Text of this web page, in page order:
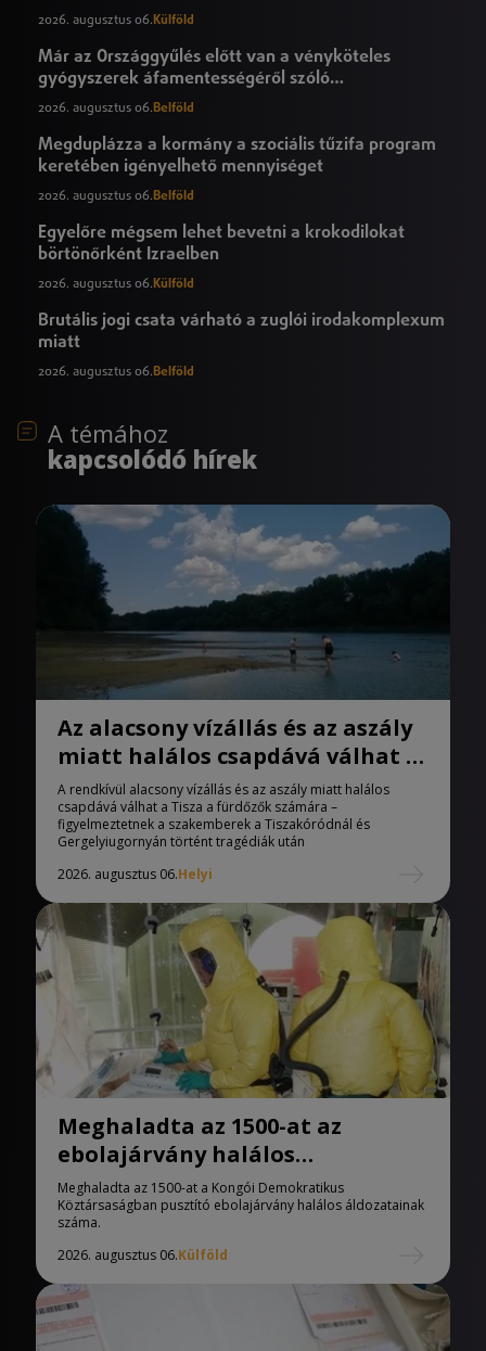
2026. augusztus 06. Külföld
Már az Országgyűlés előtt van a vényköteles
gyógyszerek áfamentességéről szóló
törvényjavaslat
2026. augusztus 06.Belföld
Megduplázza a kormány a szociális tűzifa program
keretében igényelhető mennyiséget
2026. augusztus 06.Belföld
Egyelőre mégsem lehet bevetni a krokodilokat
börtönőrként Izraelben
2026. augusztus 06. Külföld
Brutális jogi csata várható a zuglói irodakomplexum
miatt
2026. augusztus 06.Belföld
A témához
kapcsolódó hírek
Az alacsony vízállás és az aszály
miatt halálos csapdává válhat a
Tisza
A rendkívül alacsony vízállás és az aszály miatt halálos
csapdává válhat a Tisza a fürdőzők számára –
figyelmeztetnek a szakemberek a Tiszakóródnál és
Gergelyiugornyán történt tragédiák után
2026. augusztus 06.Helyi
Meghaladta az 1500-at az
ebolajárvány halálos
áldozatainak száma
Meghaladta az 1500-at a Kongói Demokratikus
Köztársaságban pusztító ebolajárvány halálos áldozatainak
száma.
2026. augusztus 06.Külföld